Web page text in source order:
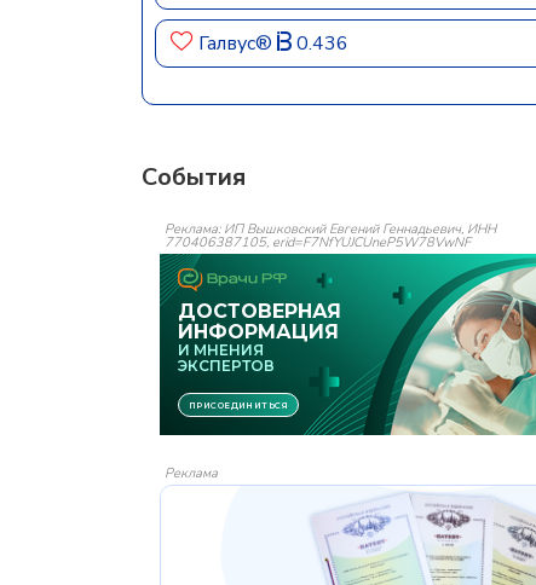
Галвус® 0.436
События
Реклама: ИП Вышковский Евгений Геннадьевич, ИНН
770406387105, erid=F7NfYUJCUneP5W78VwNF
Реклама